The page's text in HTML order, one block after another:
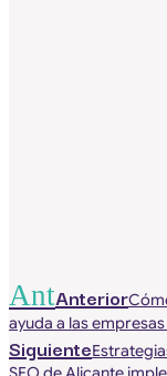
AntAnterior
ayuda a las
Siguiente